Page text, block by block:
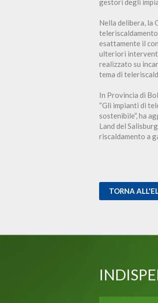
gestori degli
Nella delibera, la
esattamente il
ulteriori interventi
realizzato su
tema di
In Provincia di
“Gli impianti di
sostenibile”, ha
Land del
riscaldamento a
TORNA